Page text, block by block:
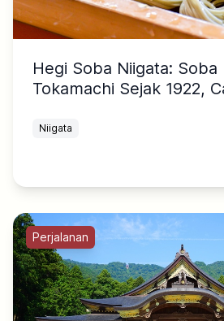
Hegi Soba Niigata: Soba
Tokamachi Sejak 1922,
Niigata
Perjalanan